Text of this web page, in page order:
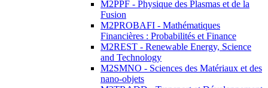
M2PPF - Physique des Plasmas et de la
Fusion
M2PROBAFI - Mathématiques
Financières : Probabilités et Finance
M2REST - Renewable Energy, Science
and Technology
M2SMNO - Sciences des Matériaux et des
nano-objets